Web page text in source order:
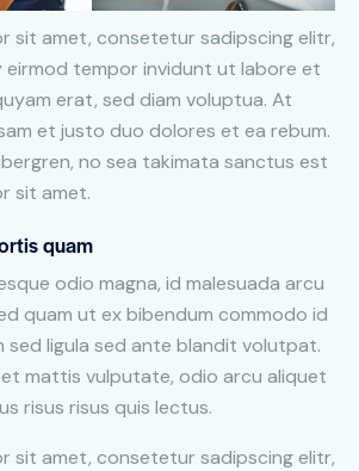
sit amet, consetetur sadipscing elitr,
eirmod tempor invidunt ut labore et
erat, sed diam voluptua. At
et justo duo dolores et ea rebum.
no sea takimata sanctus est
sit amet.
quam
odio magna, id malesuada arcu
quam ut ex bibendum commodo id
sed ligula sed ante blandit volutpat.
mattis vulputate, odio arcu aliquet
risus risus quis lectus.
sit amet, consetetur sadipscing elitr,